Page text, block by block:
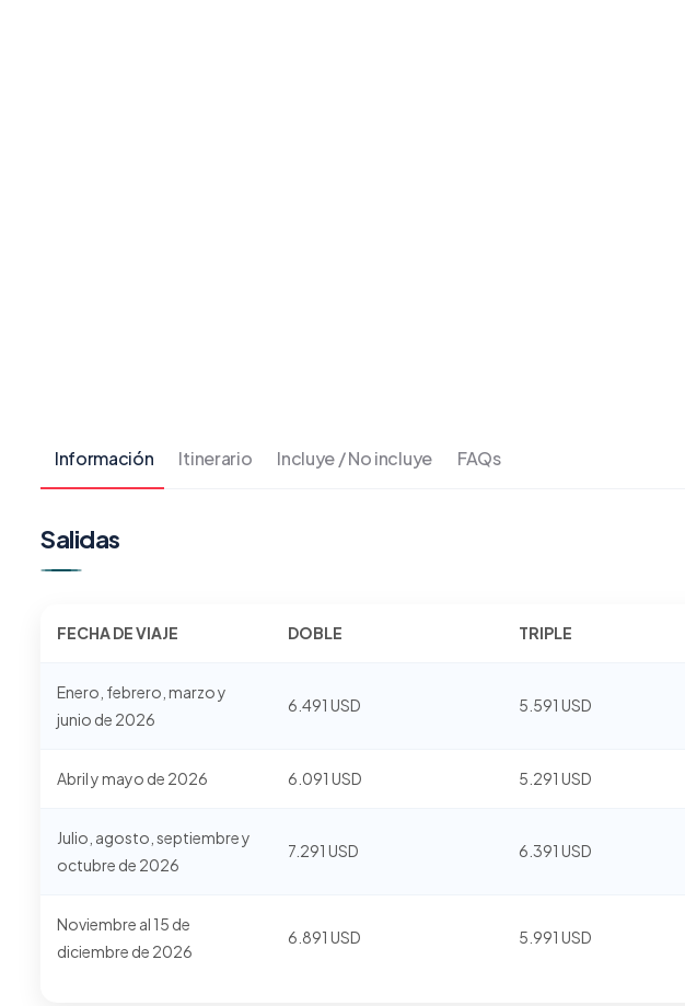
Información Itinerario Incluye / No incluye FAQs
Salidas
FECHA DE VIAJE DOBLE TRIPLE
Enero, febrero, marzo y
junio de 2026
6.491 USD 5.591 USD
Abril y mayo de 2026 6.091 USD 5.291 USD
Julio, agosto, septiembre y
octubre de 2026
7.291 USD 6.391 USD
Noviembre al 15 de
diciembre de 2026
6.891 USD 5.991 USD